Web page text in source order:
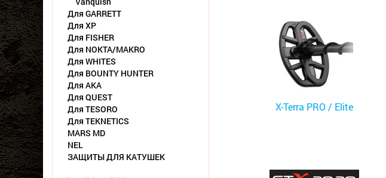
Для GARRETT
Для XP
Для FISHER
Для NOKTA/MAKRO
Для WHITES
Для BOUNTY HUNTER
Для АКА
Для QUEST
Для TESORO
Для TEKNETICS
MARS MD
NEL
ЗАЩИТЫ ДЛЯ КАТУШЕК
X-Terra PRO / Elite